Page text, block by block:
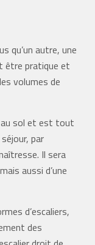
qu’un autre, une
être pratique et
volumes de
au sol et est tout
par
Il sera
aussi d’une
d’escaliers,
des